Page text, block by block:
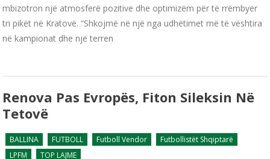
mbizotron një atmosferë pozitive dhe optimizëm për të rrëmbyer
tri pikët në Kratovë. “Shkojmë në një nga udhëtimet më të vështira
në kampionat dhe një terren
Renova Pas Evropës, Fiton Sileksin Në
Tetovë
BALLINA FUTBOLL Futboll Vendor
Futbollistët Shqiptarë
LPFM
TOP LAJME